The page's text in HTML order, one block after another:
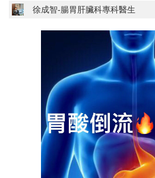
徐成智-腸胃肝臟科專科醫生